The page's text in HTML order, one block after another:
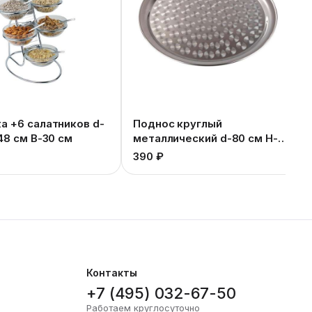
+6 салатников d-
см В-30 см
Поднос круглый
металлический d-80 см Н-5
см
390 ₽
Контакты
+7 (495) 032-67-50
Работаем круглосуточно